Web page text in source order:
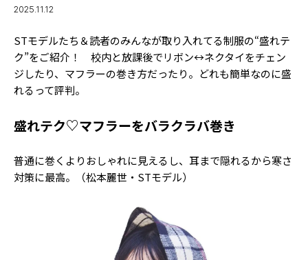
YouTube
FORTUNE
ゲッターズ飯田
MISS SEVENTEEN
ミスセブンティーンニュース
バックナンバー
INFORMATION
Seventeenについて
Follow us
2025.11.12
STモデルたち＆読者のみんなが取り入れてる制服の“盛れテ
ク”をご紹介！ 校内と放課後でリボン↔︎ネクタイをチェン
ジしたり、マフラーの巻き方だったり。どれも簡単なのに盛
れるって評判。
盛れテク♡マフラーをバラクラバ巻き
普通に巻くよりおしゃれに見えるし、耳まで隠れるから寒さ
対策に最高。（松本麗世・STモデル）